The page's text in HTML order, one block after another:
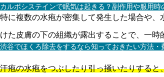
カルボシステインで眠気は起きる？副作用や服用時
渋谷でほくろ除去をするなら知っておきたい方法・
特に複数の水疱が密集して発生した場合や
けた皮膚の下の組織が露出することで、一時
汗疱の水疱をつぶしたり引っ掻いたりする